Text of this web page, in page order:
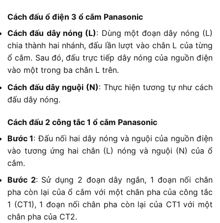
Cách đấu ổ điện 3 ổ cắm Panasonic
Cách đấu dây nóng (L): Dùng một đoạn dây nóng (L)
chia thành hai nhánh, đấu lần lượt vào chân L của từng
ổ cắm. Sau đó, đấu trực tiếp dây nóng của nguồn điện
vào một trong ba chân L trên.
Cách đấu dây nguội (N): Thực hiện tương tự như cách
đấu dây nóng.
Cách đấu 2 công tắc 1 ổ cắm Panasonic
Bước 1: Đấu nối hai dây nóng và nguội của nguồn điện
vào tương ứng hai chân (L) nóng và nguội (N) của ổ
cắm.
Bước 2: Sử dụng 2 đoạn dây ngắn, 1 đoạn nối chân
pha còn lại của ổ cắm với một chân pha của công tắc
1 (CT1), 1 đoạn nối chân pha còn lại của CT1 với một
chân pha của CT2.